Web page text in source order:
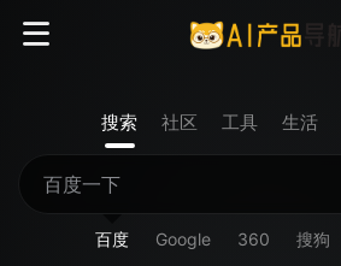
搜索 社区 工具 生活
百度 Google 360 搜狗